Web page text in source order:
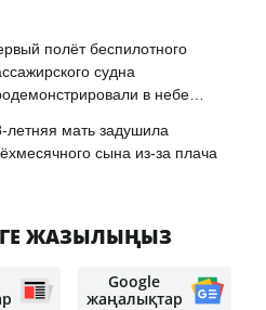
полёт беспилотного
судна
в небе
летняя мать задушила
сына из-за плача
ЖАЗЫЛЫҢЫЗ
Google
жаңалықтар